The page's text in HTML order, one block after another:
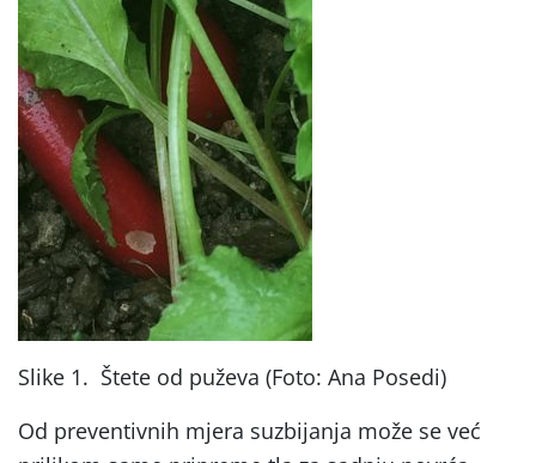
Slike 1. Štete od puževa (Foto: Ana Posedi)
Od preventivnih mjera suzbijanja može se već